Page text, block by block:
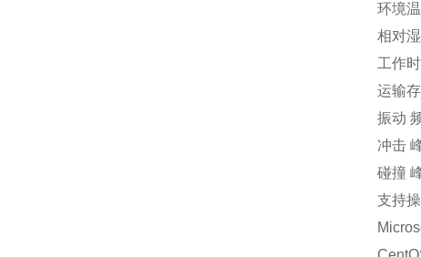
环境温
相对湿
工作时
运输存
振动 频
冲击 峰
碰撞 峰
支持操